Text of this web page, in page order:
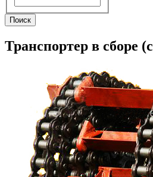
Поиск
Транспортер в сборе